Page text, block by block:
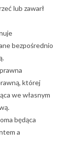
lub zawarł
bezpośrednio
której
we własnym
będąca
a